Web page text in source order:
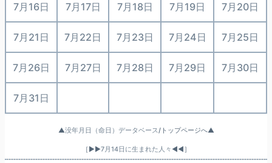
7月16日 7月17日 7月18日 7月19日 7月20日
7月21日 7月22日 7月23日 7月24日 7月25日
7月26日 7月27日 7月28日 7月29日 7月30日
7月31日
▲没年月日（命日）データベース/トップページへ▲
［▶▶7月14日に生まれた人々 ◀◀］